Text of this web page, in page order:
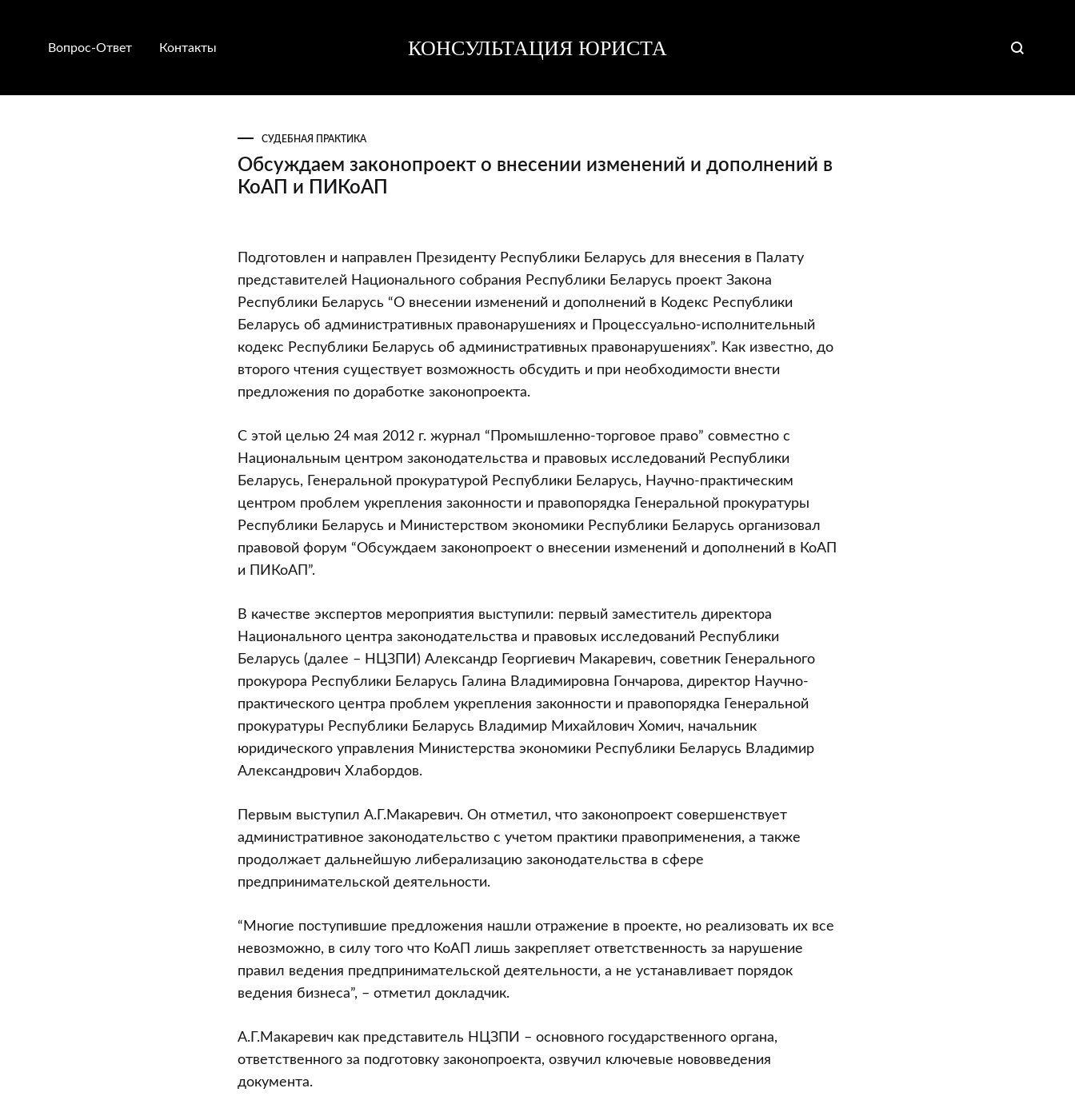
Вопрос-Ответ Контакты КОНСУЛЬТАЦИЯ ЮРИСТА
юриста
юриста
СУДЕБНАЯ ПРАКТИКА
Обсуждаем законопроект о внесении изменений и дополнений в
КоАП и ПИКоАП
Обсуждаем
законопроект
о
внесении
изменений
и
дополнений
КоАП
и
ПИКоАП
Подготовлен и направлен Президенту Республики Беларусь для внесения в Палату
представителей Национального собрания Республики Беларусь проект Закона
Республики Беларусь “О внесении изменений и дополнений в Кодекс Республики
Беларусь об административных правонарушениях и Процессуально-исполнительный
кодекс Республики Беларусь об административных правонарушениях”. Как известно, до
второго чтения существует возможность обсудить и при необходимости внести
предложения по доработке законопроекта.
С этой целью 24 мая 2012 г. журнал “Промышленно-торговое право” совместно с
Национальным центром законодательства и правовых исследований Республики
Беларусь, Генеральной прокуратурой Республики Беларусь, Научно-практическим
центром проблем укрепления законности и правопорядка Генеральной прокуратуры
Республики Беларусь и Министерством экономики Республики Беларусь организовал
правовой форум “Обсуждаем законопроект о внесении изменений и дополнений в КоАП
и ПИКоАП”.
В качестве экспертов мероприятия выступили: первый заместитель директора
Национального центра законодательства и правовых исследований Республики
Беларусь (далее – НЦЗПИ) Александр Георгиевич Макаревич, советник Генерального
прокурора Республики Беларусь Галина Владимировна Гончарова, директор Научно-
практического центра проблем укрепления законности и правопорядка Генеральной
прокуратуры Республики Беларусь Владимир Михайлович Хомич, начальник
юридического управления Министерства экономики Республики Беларусь Владимир
Александрович Хлабордов.
Первым выступил А.Г.Макаревич. Он отметил, что законопроект совершенствует
административное законодательство с учетом практики правоприменения, а также
продолжает дальнейшую либерализацию законодательства в сфере
предпринимательской деятельности.
“Многие поступившие предложения нашли отражение в проекте, но реализовать их все
невозможно, в силу того что КоАП лишь закрепляет ответственность за нарушение
правил ведения предпринимательской деятельности, а не устанавливает порядок
ведения бизнеса”, – отметил докладчик.
А.Г.Макаревич как представитель НЦЗПИ – основного государственного органа,
ответственного за подготовку законопроекта, озвучил ключевые нововведения
документа.